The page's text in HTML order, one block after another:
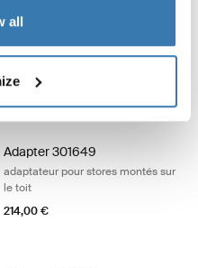
all
le toit
377,00 €
Adapter 301649
adaptateur pour stores montés sur
le toit
214,00 €